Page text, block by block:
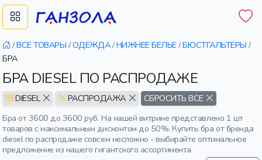
/ВСЕ ТОВАРЫ /ОДЕЖДА/НИЖНЕЕ БЕЛЬЕ/БЮСТГАЛЬТЕРЫ /
БРА
БРА DIESEL ПО РАСПРОДАЖЕ
DIESEL РАСПРОДАЖА
СБРОСИТЬ ВСЕ
Бра от 3600 до 3600 руб. На нашей витрине представлено 1 шт
товаров с максимальным дисконтом до 50%. Купить бра от бренда
diesel по распродаже совсем несложно - выбирайте оптимальное
предложение из нашего гигантского ассортимента.